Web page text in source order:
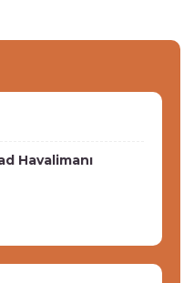
Havalimanı